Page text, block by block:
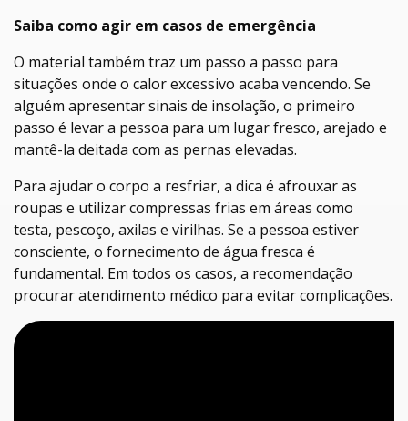
Saiba como agir em casos de emergência
O material também traz um passo a passo para
situações onde o calor excessivo acaba vencendo. Se
alguém apresentar sinais de insolação, o primeiro
passo é levar a pessoa para um lugar fresco, arejado e
mantê-la deitada com as pernas elevadas.
Para ajudar o corpo a resfriar, a dica é afrouxar as
roupas e utilizar compressas frias em áreas como
testa, pescoço, axilas e virilhas. Se a pessoa estiver
consciente, o fornecimento de água fresca é
fundamental. Em todos os casos, a recomendação
procurar atendimento médico para evitar complicações.